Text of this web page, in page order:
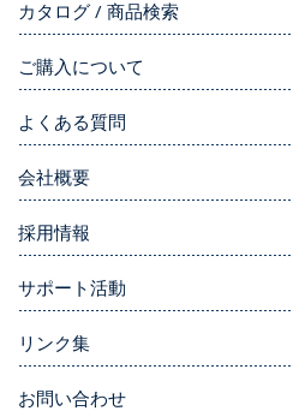
カタログ / 商品検索
ご購入について
よくある質問
会社概要
採用情報
サポート活動
リンク集
お問い合わせ